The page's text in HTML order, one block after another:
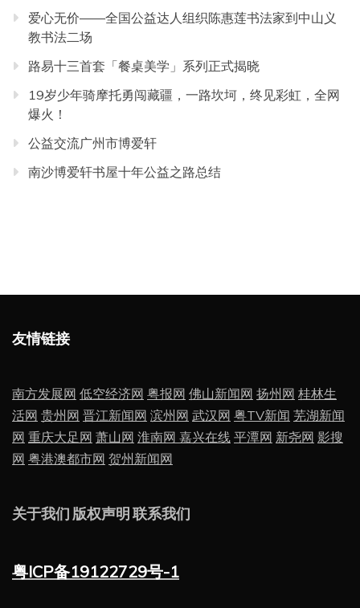
爱心无价——全国公益达人组织陈惠莲书法家到中山义
教书法二场
路易十三首套「餐桌美学」系列正式揭晓
19岁少年骑摩托勇闯藏疆，一路坎坷，终见彩虹，全网
爆火！
公益交流广州市博爱轩
南沙博爱轩书屋十年公益之路总结
友情链接
南方发展网 低空经济网 粤报网 佛山新闻网 扬州网 桂林生
活网 贵州网 晋江新闻网 滨州网 武汉网 粤TV新闻 芜湖新闻
网 重庆大足网 萧山网 淮南网 嘉兴在线 平潭网 新尧网 影搜
网 粤港澳都市网 贺州新闻网
关于我们 版权声明 联系我们
粤ICP备19122729号-1